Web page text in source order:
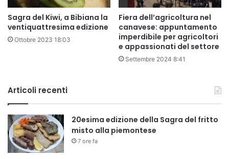
Sagra del Kiwi, a Bibiana la
ventiquattresima edizione
Ottobre 2023 18:03
Fiera dell’agricoltura nel
canavese: appuntamento
imperdibile per agricoltori
e appassionati del settore
Settembre 2024 8:41
Articoli recenti
20esima edizione della Sagra del fritto
misto alla piemontese
7 ore fa